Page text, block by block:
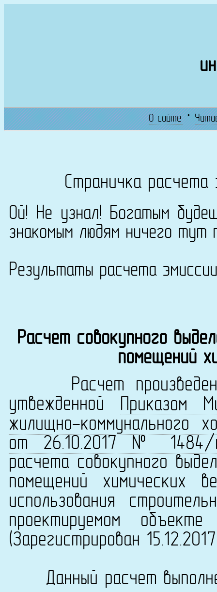
О сайте*
Страничка
Ой! Не узнал! Богатым
знакомым людям ничего тут
Результаты расчета
Расчет совокупного
помещений
Расчет произведен
утвежденной Приказом
жилищно-коммунального
от 26.10.2017 № 1484/
расчета совокупного
помещений химических
использования
проектируемом объекте
(Зарегистрирован
Данный расчет